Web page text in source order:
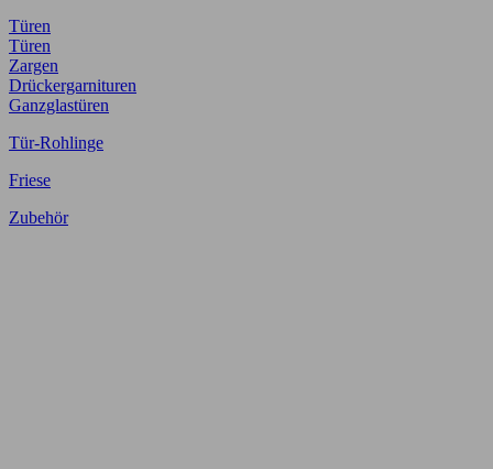
Türen
Türen
Zargen
Drückergarnituren
Ganzglastüren
Tür-Rohlinge
Friese
Zubehör